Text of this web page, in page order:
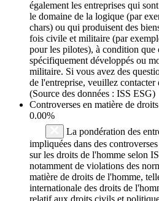
également les entreprises qui
le domaine de la logique (par
chars) ou qui produisent des
fois civile et militaire (par
pour les pilotes), à condition que
spécifiquement développés ou
militaire. Si vous avez des
de l'entreprise, veuillez contacter
(Source des données : ISS ESG)
Controverses en matière de
0.00%
La pondération des
impliquées dans des
sur les droits de l'homme selon
notamment de violations des
matière de droits de l'homme,
internationale des droits de
relatif aux droits civils et